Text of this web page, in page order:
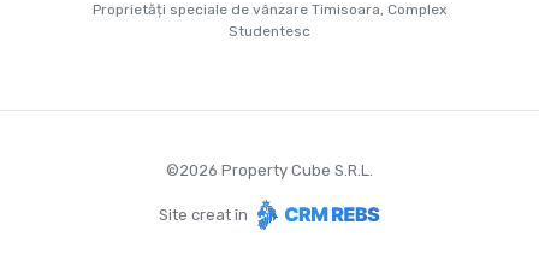
Proprietăți speciale de vânzare Timisoara, Complex
Studentesc
©2026 Property Cube S.R.L.
Site creat în